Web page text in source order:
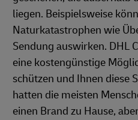
liegen. Beispielsweise
Naturkatastrophen wie
Sendung auswirken. DHL
eine kostengünstige
schützen und Ihnen diese
hatten die meisten
einen Brand zu Hause,